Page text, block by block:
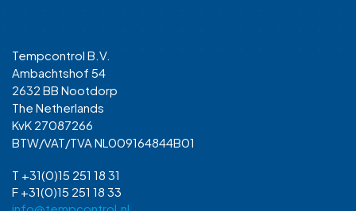
Tempcontrol B.V.
Ambachtshof 54
2632 BB Nootdorp
The Netherlands
KvK 27087266
BTW/VAT/TVA NL009164844B01
T +31(0)15 251 18 31
F +31(0)15 251 18 33
info@tempcontrol.nl